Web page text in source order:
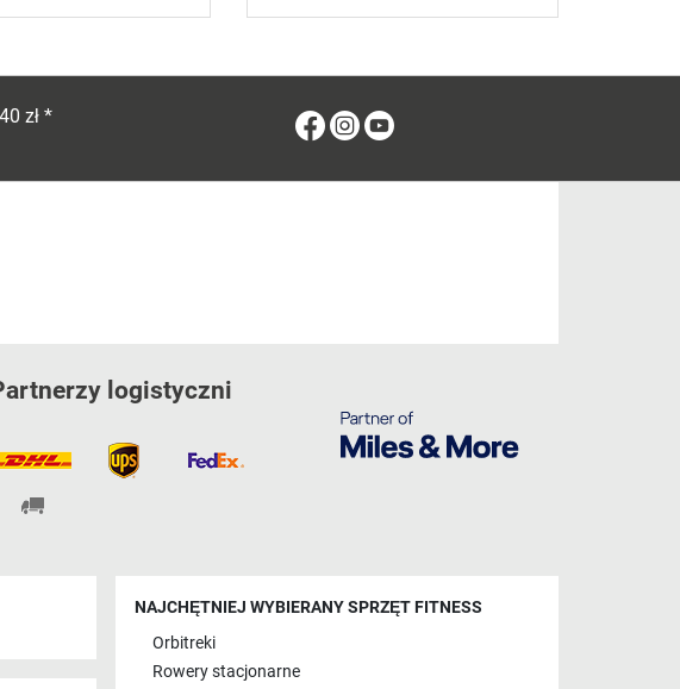
zł * FacebookInstagram
logistyczni
NAJCHĘTNIEJ WYBIERANY SPRZĘT FITNESS
Orbitreki
Rowery stacjonarne